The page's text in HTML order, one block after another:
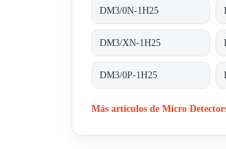
DM3/0N-1H25
DM3/XN-1H25
DM3/0P-1H25
Más artículos de Micro